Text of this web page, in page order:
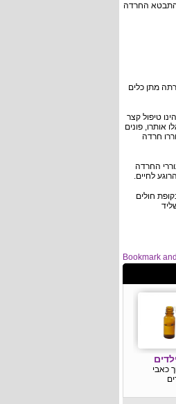
החרדה
מתן כלים
טיפול קצר
אותרו, פונים
חרדה
החרדה
לחיים.
חולים
כאבי